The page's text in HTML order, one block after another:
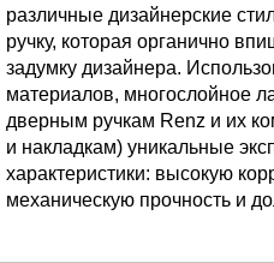
различные дизайнерские
ручку, которая органично
задумку дизайнера.
материалов, многослойное
дверным ручкам Renz и их
и накладкам) уникальные
характеристики: высокую
механическую прочность и